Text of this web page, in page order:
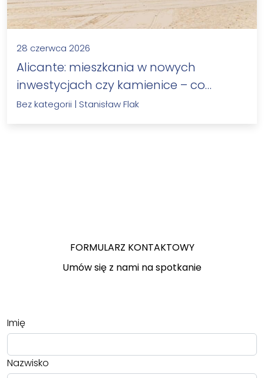
28 czerwca 2026
Alicante: mieszkania w nowych
inwestycjach czy kamienice – co
wybrać?
Bez kategorii | Stanisław Flak
FORMULARZ KONTAKTOWY
Umów się z nami na spotkanie
Imię
Nazwisko